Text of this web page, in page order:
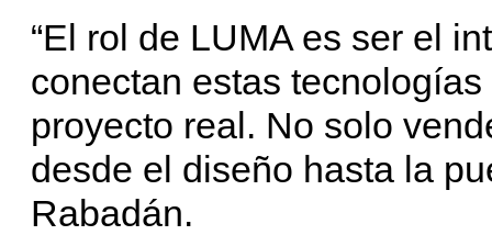
“El rol de LUMA es ser el
conectan estas
proyecto real. No solo
desde el diseño hasta la
Rabadán.